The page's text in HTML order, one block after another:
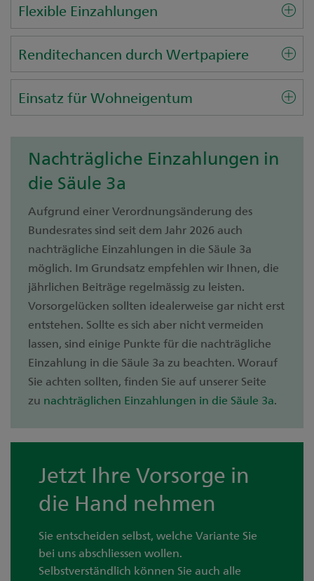
Flexible Einzahlungen
Renditechancen durch Wertpapiere
Einsatz für Wohneigentum
Nachträgliche Einzahlungen in
die Säule 3a
Aufgrund einer Verordnungsänderung des
Bundesrates sind seit dem Jahr 2026 auch
nachträgliche Einzahlungen in die Säule 3a
möglich. Im Grundsatz empfehlen wir Ihnen, die
jährlichen Beiträge regelmässig zu leisten.
Vorsorgelücken sollten idealerweise gar nicht erst
entstehen. Sollte es sich aber nicht vermeiden
lassen, sind einige Punkte für die nachträgliche
Einzahlung in die Säule 3a zu beachten. Worauf
Sie achten sollten, finden Sie auf unserer Seite
zu nachträglichen Einzahlungen in die Säule 3a.
Jetzt Ihre Vorsorge in
die Hand nehmen
Sie entscheiden selbst, welche Variante Sie
bei uns abschliessen wollen.
Selbstverständlich können Sie auch alle